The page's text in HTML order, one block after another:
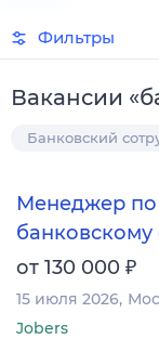
Фильтры
Вакансии «
Банковский
Менеджер по
от 130 000 ₽
15 июля 2026
Jobers